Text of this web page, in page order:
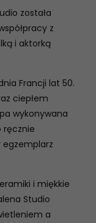
została
z
i aktorką
Francji lat 50.
ciepłem
wykonywana
i miękkie
Studio
a